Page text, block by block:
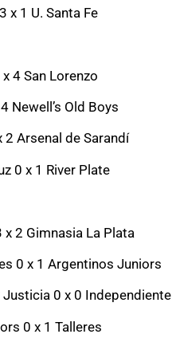
x 1 U. Santa Fe
4 San Lorenzo
Newell’s Old Boys
2 Arsenal de Sarandí
0 x 1 River Plate
x 2 Gimnasia La Plata
0 x 1 Argentinos Juniors
Justicia 0 x 0 Independiente
0 x 1 Talleres